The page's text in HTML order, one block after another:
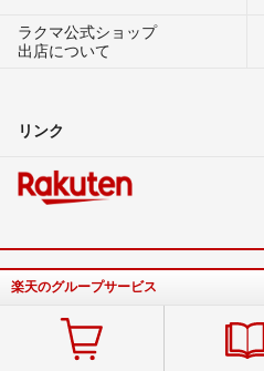
ラクマ公式ショップ
出店について
リンク
楽天のグループサービス